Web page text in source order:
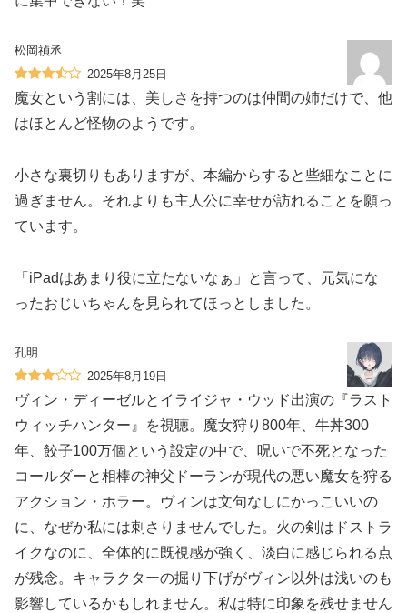
松岡禎丞
2025年8月25日
魔女という割には、美しさを持つのは仲間の姉だけで、他
はほとんど怪物のようです。
小さな裏切りもありますが、本編からすると些細なことに
過ぎません。それよりも主人公に幸せが訪れることを願っ
ています。
「iPadはあまり役に立たないなぁ」と言って、元気にな
ったおじいちゃんを見られてほっとしました。
孔明
2025年8月19日
ヴィン・ディーゼルとイライジャ・ウッド出演の『ラスト
ウィッチハンター』を視聴。魔女狩り800年、牛丼300
年、餃子100万個という設定の中で、呪いで不死となった
コールダーと相棒の神父ドーランが現代の悪い魔女を狩る
アクション・ホラー。ヴィンは文句なしにかっこいいの
に、なぜか私には刺さりませんでした。火の剣はドストラ
イクなのに、全体的に既視感が強く、淡白に感じられる点
が残念。キャラクターの掘り下げがヴィン以外は浅いのも
影響しているかもしれません。私は特に印象を残せません